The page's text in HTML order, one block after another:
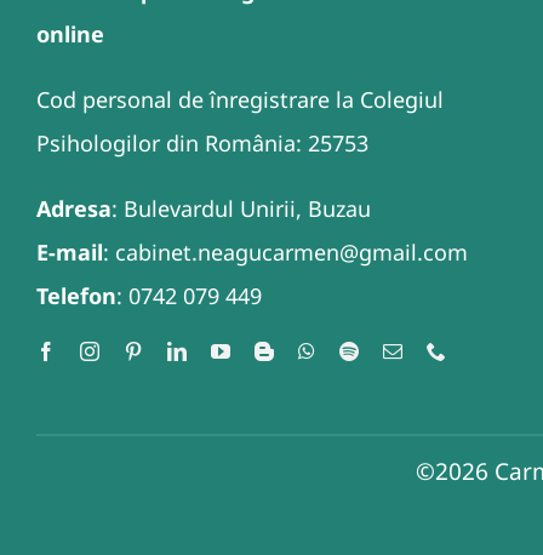
online
Cod personal de înregistrare la Colegiul
Psihologilor din România: 25753
Adresa: Bulevardul Unirii, Buzau
E-mail: cabinet.neagucarmen@gmail.com
Telefon: 0742 079 449
©2026